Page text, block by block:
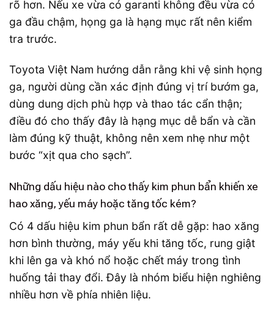
rõ hơn. Nếu xe vừa có garanti không đều vừa có
ga đầu chậm, họng ga là hạng mục rất nên kiểm
tra trước.
Toyota Việt Nam hướng dẫn rằng khi vệ sinh họng
ga, người dùng cần xác định đúng vị trí bướm ga,
dùng dung dịch phù hợp và thao tác cẩn thận;
điều đó cho thấy đây là hạng mục dễ bẩn và cần
làm đúng kỹ thuật, không nên xem nhẹ như một
bước “xịt qua cho sạch”.
Những dấu hiệu nào cho thấy kim phun bẩn khiến xe
hao xăng, yếu máy hoặc tăng tốc kém?
Có 4 dấu hiệu kim phun bẩn rất dễ gặp: hao xăng
hơn bình thường, máy yếu khi tăng tốc, rung giật
khi lên ga và khó nổ hoặc chết máy trong tình
huống tải thay đổi. Đây là nhóm biểu hiện nghiêng
nhiều hơn về phía nhiên liệu.